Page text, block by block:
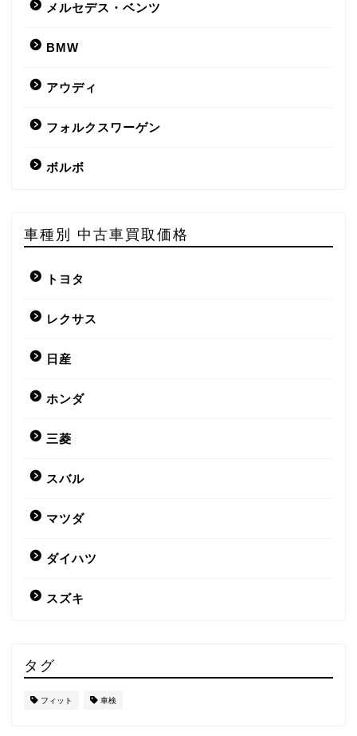
メルセデス・ベンツ
BMW
アウディ
フォルクスワーゲン
ボルボ
車種別 中古車買取価格
トヨタ
レクサス
日産
ホンダ
三菱
スバル
マツダ
ダイハツ
スズキ
タグ
フィット 車検